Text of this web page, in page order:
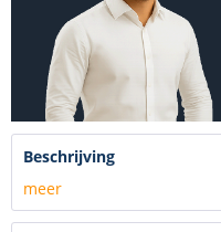
Beschrijving
meer